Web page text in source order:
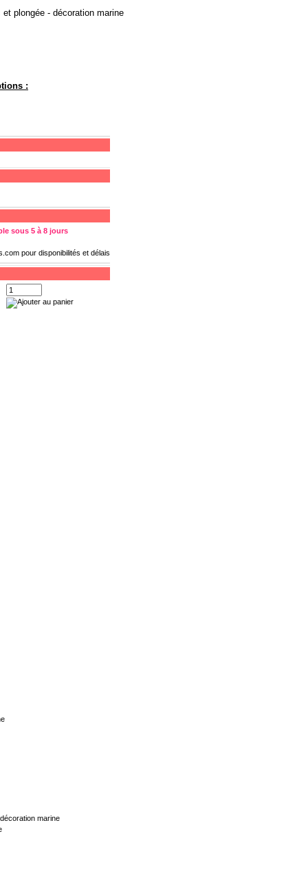
plongée - décoration marine
:
sous 5 à 8 jours
pour disponibilités et délais
marine